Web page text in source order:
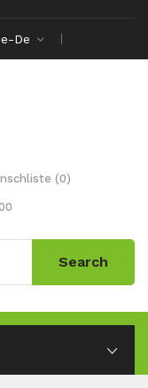
De
(0)
Search